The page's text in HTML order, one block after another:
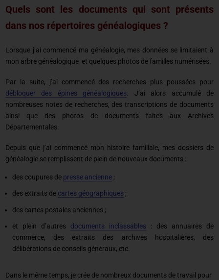
Quels sont les documents qui sont présents
dans nos répertoires généalogiques ?
Lorsque j’ai commencé ma généalogie, mes données se limitaient à
mon arbre généalogique et quelques photos de familles numérisées.
Par la suite, j’ai commencé des recherches plus poussées pour
débloquer des épines généalogiques . J’ai alors accumulé de
nombreuses notes de recherches, des transcriptions de documents
ainsi que des photos de documents faites aux Archives
Départementales.
Depuis que j’ai commencé mon histoire familiale, mes dossiers de
généalogie se remplissent de plein de nouveaux documents :
des coupures de presse ancienne;
des extraits de cartes géographiques ;
des cartes postales anciennes ;
et plein d’autres documents inclassables : des annuaires de
commerce, des extraits des archives hospitalières, des
délibérations de conseils généraux, etc.
Dans le même temps, je crée de nombreux documents de travail pour